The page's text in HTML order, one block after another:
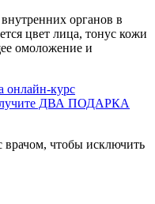
органов в
цвет лица, тонус кожи
омоложение и
онлайн-курс
ДВА ПОДАРКА
врачом, чтобы исключить